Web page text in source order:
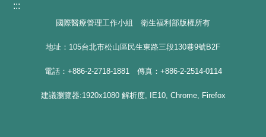
:::
國際醫療管理工作小組 衛生福利部版權所有
地址：105台北市松山區民生東路三段130巷9號B2F
電話：+886-2-2718-1881 傳真：+886-2-2514-0114
建議瀏覽器:1920x1080 解析度, IE10, Chrome, Firefox